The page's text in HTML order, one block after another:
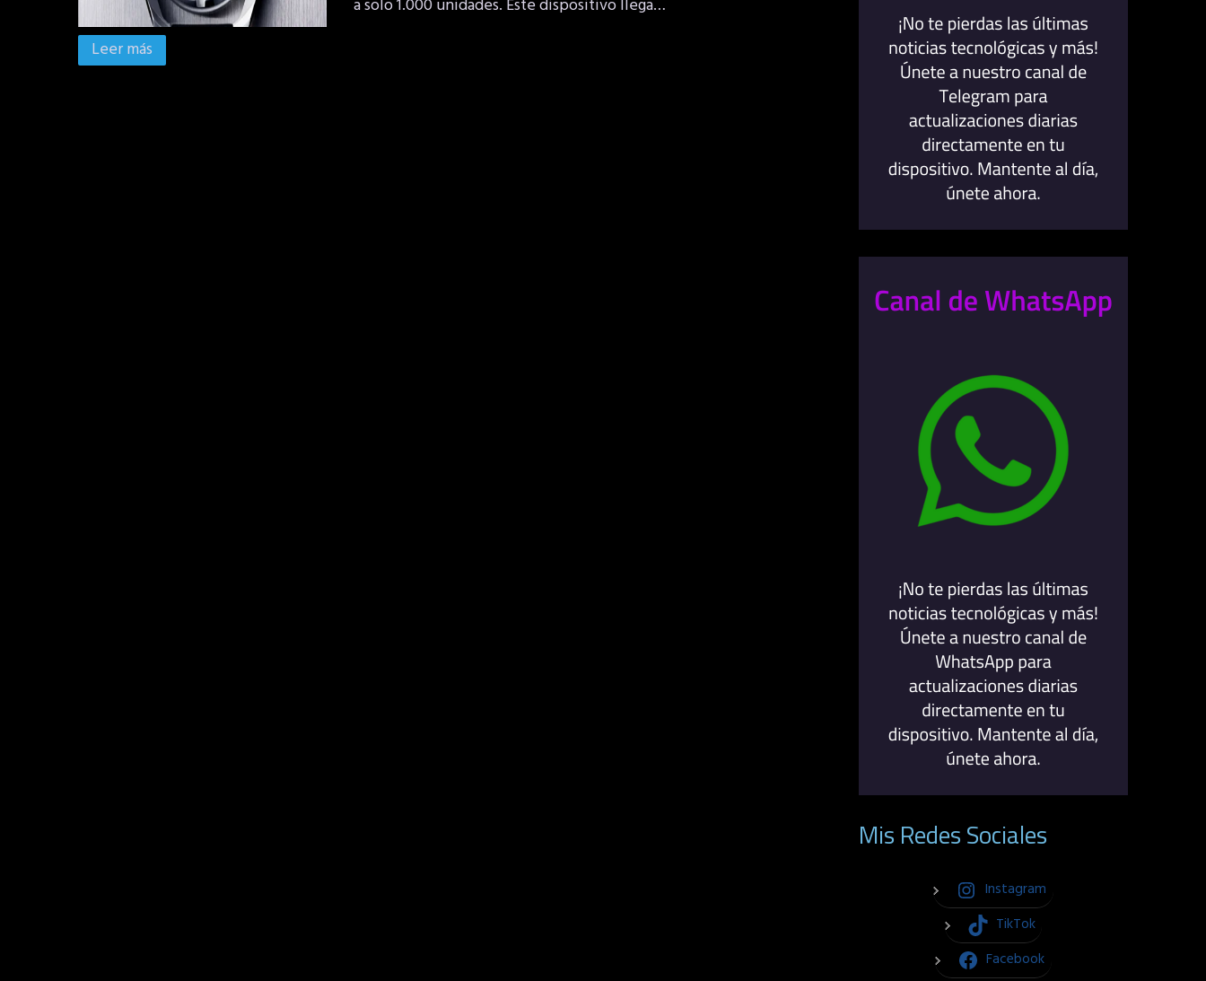
a solo 1.000 unidades. Este dispositivo llega…
Leer más
Mis Redes Sociales
Instagram
TikTok
Facebook